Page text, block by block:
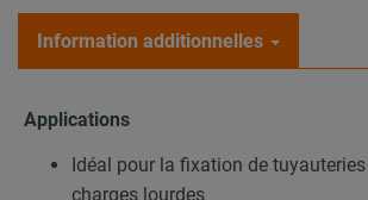
Information additionnelles
Applications
Idéal pour la fixation de
charges lourdes